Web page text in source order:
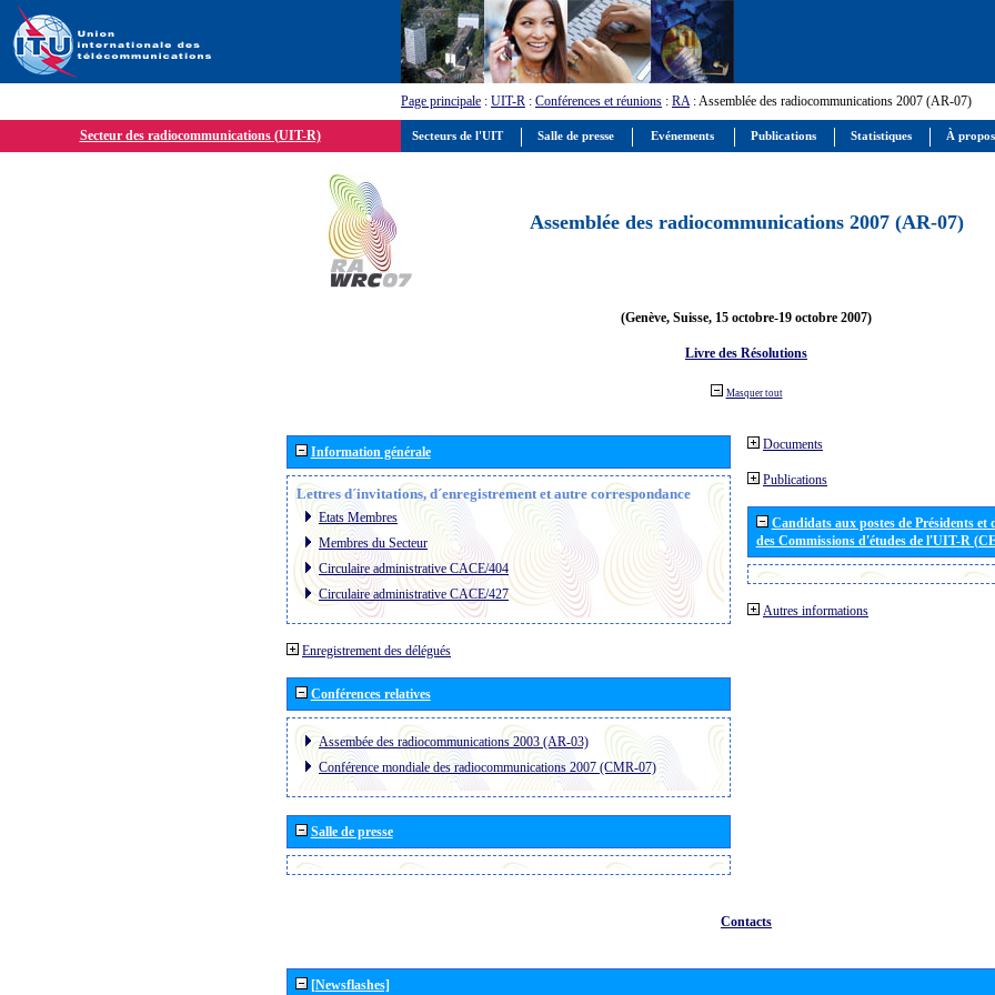
Page principale : UIT-R : Conférences et réunions : RA: Assemblée des radiocommunications 2007 (AR-07)
Secteur des radiocommunications (UIT-R)
Assemblée des radiocommunications 2007 (AR-07)
(Genève, Suisse, 15 octobre-19 octobre 2007)
Livre des Résolutions
Masquer tout
Information générale
Lettres d´invitations, d´enregistrement et autre correspondance
Etats Membres
Membres du Secteur
Circulaire administrative CACE/404
Circulaire administrative CACE/427
Enregistrement des délégués
Conférences relatives
Assembée des radiocommunications 2003 (AR-03)
Conférence mondiale des radiocommunications 2007 (CMR-07)
Salle de presse
Documents
Publications
Candidats aux postes de Présidents et
des Commissions d'études de l'UIT-R
Autres informations
Contacts
[Newsflashes]
Secteurs de l'UIT Salle de presse Evénements Publications Statistiques À